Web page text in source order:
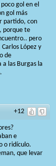
gol en el
gol más
partido, con
porque te
pero
López y
de
a las Burgas la
+12
e
o ridículo.
que levar